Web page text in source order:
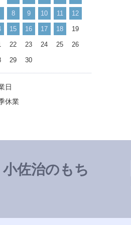
8 9 10 11 12
15 16 17 18 19
22 23 24 25 26
29 30
日
休業
小佐治のもち